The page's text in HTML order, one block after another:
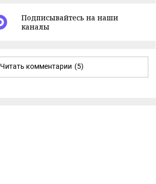
Подписывайтесь на наши
каналы
Читать комментарии (5)